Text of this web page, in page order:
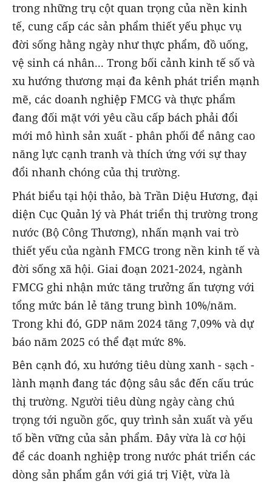
trong những trụ cột quan trọng của nền kinh
tế, cung cấp các sản phẩm thiết yếu phục vụ
đời sống hằng ngày như thực phẩm, đồ uống,
vệ sinh cá nhân... Trong bối cảnh kinh tế số và
xu hướng thương mại đa kênh phát triển mạnh
mẽ, các doanh nghiệp FMCG và thực phẩm
đang đối mặt với yêu cầu cấp bách phải đổi
mới mô hình sản xuất - phân phối để nâng cao
năng lực cạnh tranh và thích ứng với sự thay
đổi nhanh chóng của thị trường.
Phát biểu tại hội thảo, bà Trần Diệu Hương, đại
diện Cục Quản lý và Phát triển thị trường trong
nước (Bộ Công Thương), nhấn mạnh vai trò
thiết yếu của ngành FMCG trong nền kinh tế và
đời sống xã hội. Giai đoạn 2021-2024, ngành
FMCG ghi nhận mức tăng trưởng ấn tượng với
tổng mức bán lẻ tăng trung bình 10%/năm.
Trong khi đó, GDP năm 2024 tăng 7,09% và dự
báo năm 2025 có thể đạt mức 8%.
Bên cạnh đó, xu hướng tiêu dùng xanh - sạch -
lành mạnh đang tác động sâu sắc đến cấu trúc
thị trường. Người tiêu dùng ngày càng chú
trọng tới nguồn gốc, quy trình sản xuất và yếu
tố bền vững của sản phẩm. Đây vừa là cơ hội
để các doanh nghiệp trong nước phát triển các
dòng sản phẩm gắn với giá trị Việt, vừa là